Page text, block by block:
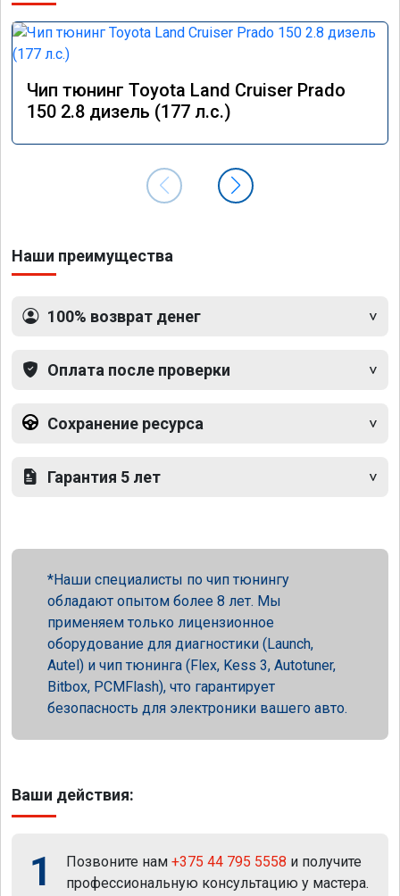
Чип тюнинг Toyota Land Cruiser Prado
150 2.8 дизель (177 л.с.)
Наши преимущества
100% возврат денег
Оплата после проверки
Сохранение ресурса
Гарантия 5 лет
Наши специалисты по чип тюнингу
обладают опытом более 8 лет. Мы
применяем только лицензионное
оборудование для диагностики (Launch,
Autel) и чип тюнинга (Flex, Kess 3, Autotuner,
Bitbox, PCMFlash), что гарантирует
безопасность для электроники вашего авто.
Ваши действия:
1 Позвоните нам +375 44 795 5558 и получите
профессиональную консультацию у мастера.